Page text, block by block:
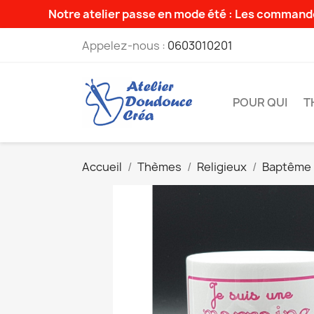
Notre atelier passe en mode été : Les
Appelez-nous : 0603010201
POUR QUI
Accueil Thèmes Religieux Baptême